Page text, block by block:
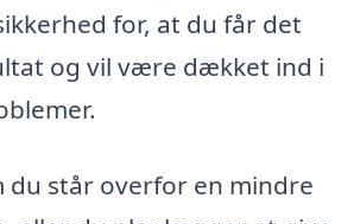
for, at du får det
og vil være dækket ind i
du står overfor en mindre